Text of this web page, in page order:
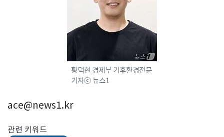
황덕현 경제부 기후환경전문
기자ⓒ 뉴스1
ace@news1.kr
관련 키워드